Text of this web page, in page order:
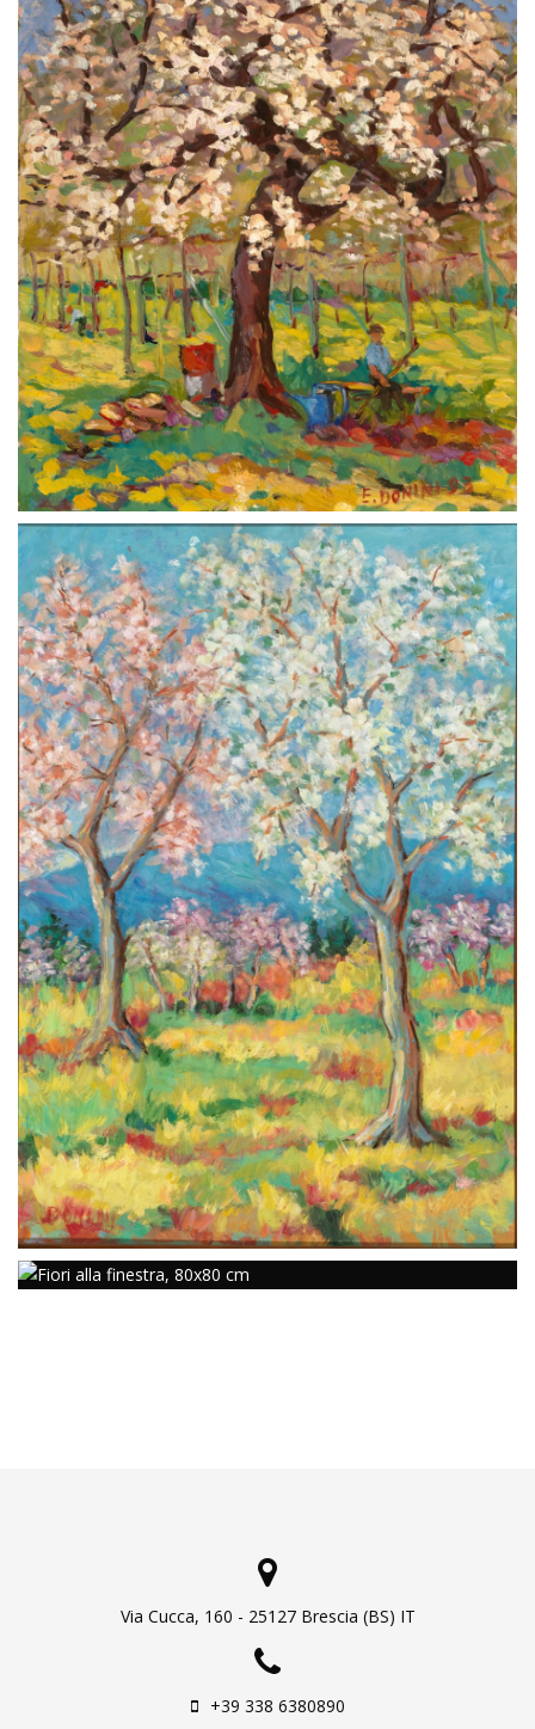
Via Cucca, 160 - 25127 Brescia (BS) IT
+39 338 6380890